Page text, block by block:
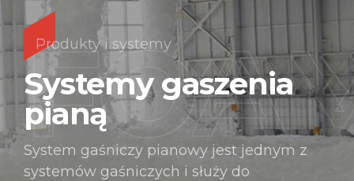
Produkty i systemy
Systemy gaszenia
pianą
System gaśniczy pianowy jest jednym z
systemów gaśniczych i służy do